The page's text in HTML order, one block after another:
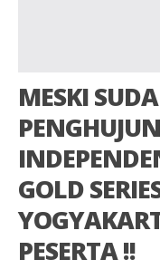
MESKI
GOLD
PESERTA !!